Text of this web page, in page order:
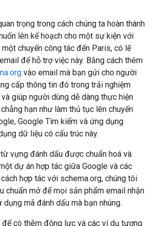
trọng trong cách chúng ta hoàn thành
lên kế hoạch cho một sự kiện với
chuyến công tác đến Paris, có lẽ
để hỗ trợ việc này. Bằng cách thêm
vào email mà bạn gửi cho người
cấp thông tin đó trong trải nghiệm
giúp người dùng dễ dàng thực hiện
hạn như làm thủ tục lên chuyến
Google Tìm kiếm và ứng dụng
dữ liệu có cấu trúc này.
vựng đánh dấu được chuẩn hoá và
dự án hợp tác giữa Google và các
hợp tác với schema.org, chúng tôi
chuẩn mở để mọi sản phẩm email nhận
mã đánh dấu mà bạn nhúng.
để có thêm động lực và các ví dụ tương